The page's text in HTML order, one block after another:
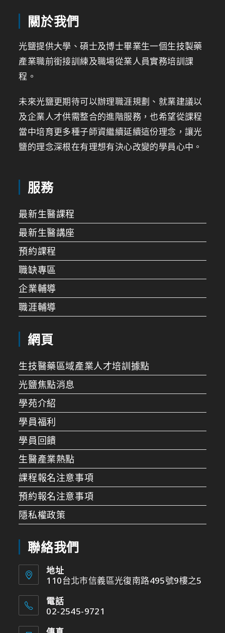
關於我們
光鹽提供大學、碩士及博士畢業生一個生技製藥
產業職前銜接訓練及職場從業人員實務培訓課
程。
未來光鹽更期待可以辦理職涯規劃、就業建議以
及企業人才供需整合的進階服務，也希望從課程
當中培育更多種子師資繼續延續這份理念，讓光
鹽的理念深根在有理想有決心改變的學員心中。
服務
最新生醫課程
最新生醫講座
預約課程
職缺專區
企業輔導
職涯輔導
網頁
生技醫藥區域產業人才培訓據點
光鹽焦點消息
學苑介紹
學員福利
學員回饋
生醫產業熱點
課程報名注意事項
預約報名注意事項
隱私權政策
聯絡我們
地址
110台北市信義區光復南路495號9樓之5
電話
02-2545-9721